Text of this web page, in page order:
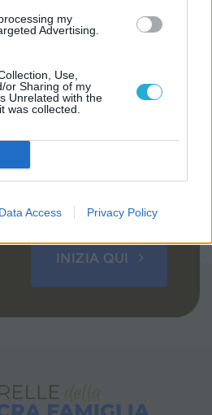
my
Advertising.
Use,
or Sharing of my
Unrelated with the
was collected.
Data Access Privacy Policy
vivere la Parola
e in ogni situazione,
domanda:“In che modo e
rispondere all’appello
“Signore, cosa vuoi che
della vita.
INIZIA QUI